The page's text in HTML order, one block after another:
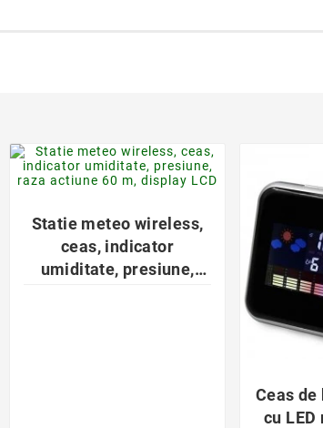
favorite_border
Statie meteo wireless,
ceas, indicator
umiditate, presiune,
Ceas
cu